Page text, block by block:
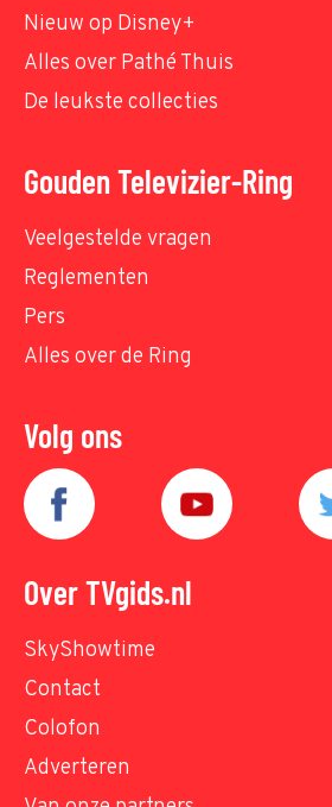
Nieuw op Disney+
Alles over Pathé Thuis
De leukste collecties
Gouden Televizier-Ring
Veelgestelde vragen
Reglementen
Pers
Alles over de Ring
Volg ons
Over TVgids.nl
SkyShowtime
Contact
Colofon
Adverteren